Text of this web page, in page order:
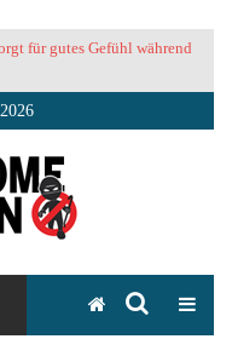
für gutes Gefühl während